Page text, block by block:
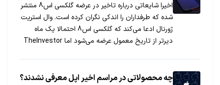
اخیرا شایعاتی درباره تاخیر در عرضه گلکسی اس8 منتشر
شده که طرفداران را اندکی نگران کرده است. وال استریت
ژورنال ادعا می‌کند که گلکسی اس8 احتمالا یک ماه
دیرتر از تاریخ معمول عرضه می‌شود اما TheInvestor
چه محصولاتی در مراسم اخیر اپل معرفی نشدند؟